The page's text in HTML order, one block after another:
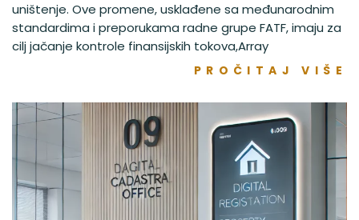
uništenje. Ove promene, usklađene sa međunarodnim
standardima i preporukama radne grupe FATF, imaju za
cilj jačanje kontrole finansijskih tokova,Array
PROČITAJ VIŠE